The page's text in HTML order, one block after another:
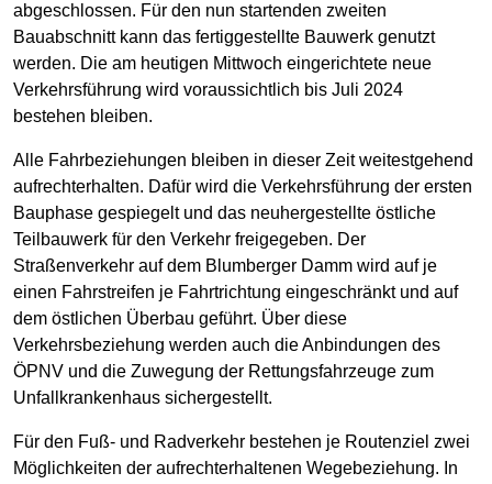
abgeschlossen. Für den nun startenden zweiten
Bauabschnitt kann das fertiggestellte Bauwerk genutzt
werden. Die am heutigen Mittwoch eingerichtete neue
Verkehrsführung wird voraussichtlich bis Juli 2024
bestehen bleiben.
Alle Fahrbeziehungen bleiben in dieser Zeit weitestgehend
aufrechterhalten. Dafür wird die Verkehrsführung der ersten
Bauphase gespiegelt und das neuhergestellte östliche
Teilbauwerk für den Verkehr freigegeben. Der
Straßenverkehr auf dem Blumberger Damm wird auf je
einen Fahrstreifen je Fahrtrichtung eingeschränkt und auf
dem östlichen Überbau geführt. Über diese
Verkehrsbeziehung werden auch die Anbindungen des
ÖPNV und die Zuwegung der Rettungsfahrzeuge zum
Unfallkrankenhaus sichergestellt.
Für den Fuß- und Radverkehr bestehen je Routenziel zwei
Möglichkeiten der aufrechterhaltenen Wegebeziehung. In